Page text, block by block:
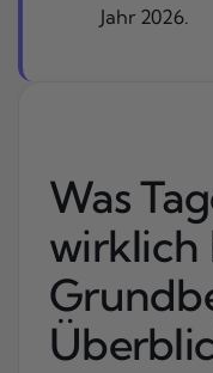
Jahr 2026.
Was
wirklich